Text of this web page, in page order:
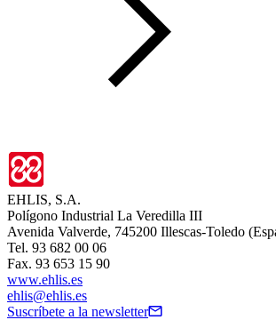
EHLIS, S.A.
Polígono Industrial La Veredilla III
Avenida Valverde, 745200 Illescas-Toledo
Tel. 93 682 00 06
Fax. 93 653 15 90
www.ehlis.es
ehlis@ehlis.es
Suscríbete a la newsletter